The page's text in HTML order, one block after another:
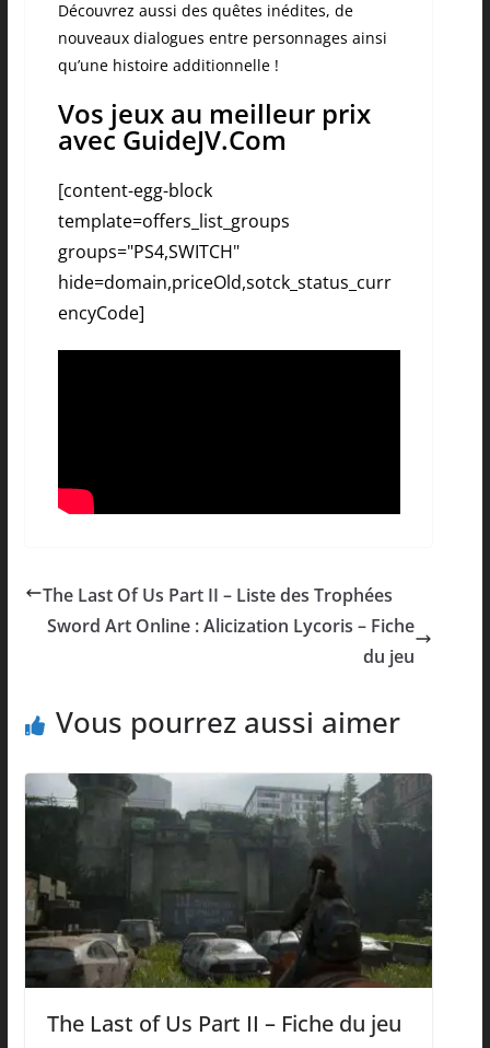
Découvrez aussi des quêtes inédites, de
nouveaux dialogues entre personnages ainsi
qu’une histoire additionnelle !
Vos jeux au meilleur prix
avec GuideJV.Com
[content-egg-block
template=offers_list_groups
groups="PS4,SWITCH"
hide=domain,priceOld,sotck_status_curr
encyCode]
The Last Of Us Part II – Liste des Trophées
Sword Art Online : Alicization Lycoris – Fiche
du jeu
Vous pourrez aussi aimer
The Last of Us Part II – Fiche du jeu